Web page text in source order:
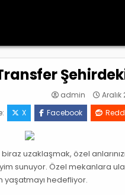
admin Aralık
X Facebook
uzaklaşmak, özel
sunuyor. Özel mekanlara
yaşatmayı hedefliyor.